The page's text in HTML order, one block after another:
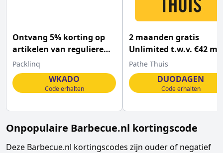
Ontvang 5% korting op
artikelen van reguliere
prijs met deze Packlinq
coupon
Packlinq
WKADO
Code erhalten
2 maanden gratis
Unlimited t.w.v. €42
deze Pathé
Pathe Thuis
DUODAGEN
Code erhalten
Onpopulaire Barbecue.nl kortingscode
Deze Barbecue.nl kortingscodes zijn ouder of negatief